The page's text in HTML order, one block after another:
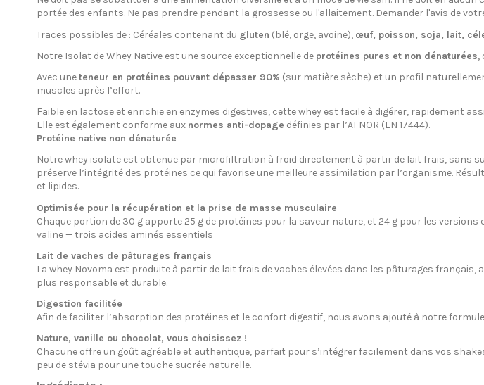
portée des enfants. Ne pas prendre pendant la grossesse ou l'allaitement. Demander l'avis de
Traces possibles de : Céréales contenant du gluten (blé, orge, avoine), œuf, poisson, soja, lait,
Notre Isolat de Whey Native est une source exceptionnelle de protéines pures et non dénaturées,
Avec uneteneur en protéines pouvant dépasser 90% (sur matière sèche) et un profil
muscles après l’effort.
Faible en lactose et enrichie en enzymes digestives, cette whey est facile à digérer, rapidement
Elle est également conforme aux normes anti-dopage définies par l’AFNOR (EN 17444).
Protéine native non dénaturée
Notre whey isolate est obtenue par microfiltration à froid directement à partir de lait frais, sans
préserve l’intégrité des protéines ce qui favorise une meilleure assimilation par l’organisme.
et lipides.
Optimisée pour la récupération et la prise de masse musculaire
Chaque portion de 30 g apporte 25 g de protéines pour la saveur nature, et 24 g pour les
valine — trois acides aminés essentiels
Lait de vaches de pâturages français
La whey Novoma est produite à partir de lait frais de vaches élevées dans les pâturages
plus responsable et durable.
Digestion facilitée
Afin de faciliter l’absorption des protéines et le confort digestif, nous avons ajouté à notre
Nature, vanille ou chocolat, vous choisissez !
Chacune offre un goût agréable et authentique, parfait pour s’intégrer facilement dans vos
peu de stévia pour une touche sucrée naturelle.